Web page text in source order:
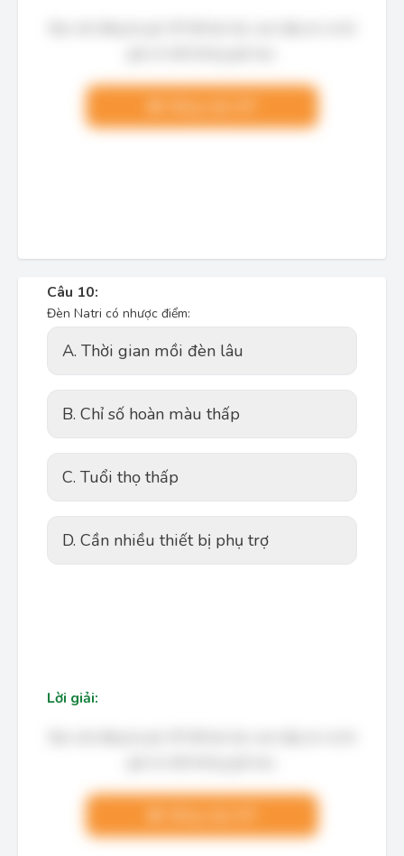
Câu 10:
Đèn Natri có nhược điểm:
A. Thời gian mồi đèn lâu
B. Chỉ số hoàn màu thấp
C. Tuổi thọ thấp
D. Cần nhiều thiết bị phụ trợ
Lời giải: